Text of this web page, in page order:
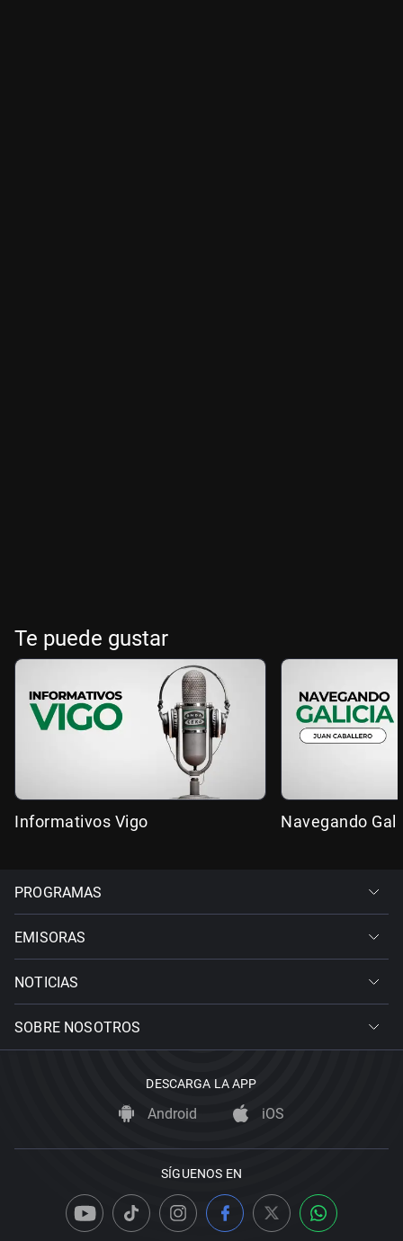
Te puede gustar
Informativos Vigo Navegando
PROGRAMAS
EMISORAS
NOTICIAS
SOBRE NOSOTROS
DESCARGA LA APP
Android iOS
SÍGUENOS EN